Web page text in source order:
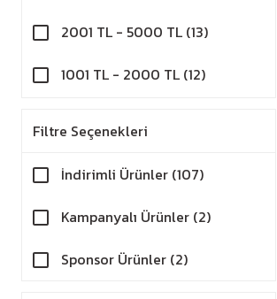
2001 TL - 5000 TL (13)
1001 TL - 2000 TL (12)
Filtre Seçenekleri
İndirimli Ürünler (107)
Kampanyalı Ürünler (2)
Sponsor Ürünler (2)